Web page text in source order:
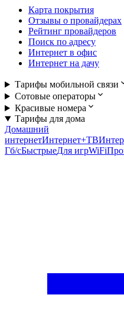
Карта покрытия
Отзывы о провайдерах
Рейтинг провайдеров
Поиск по адресу
Интернет в офис
Интернет на дачу
Тарифы мобильной связи
Сотовые операторы
Красивые номера
Тарифы для дома
Домашний
интернетИнтернет+ТВ
Гб/cБыстрыеДля игрWiFi